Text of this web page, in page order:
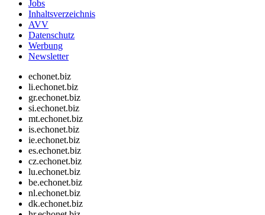
Jobs
Inhaltsverzeichnis
AVV
Datenschutz
Werbung
Newsletter
echonet.biz
li.echonet.biz
gr.echonet.biz
si.echonet.biz
mt.echonet.biz
is.echonet.biz
ie.echonet.biz
es.echonet.biz
cz.echonet.biz
lu.echonet.biz
be.echonet.biz
nl.echonet.biz
dk.echonet.biz